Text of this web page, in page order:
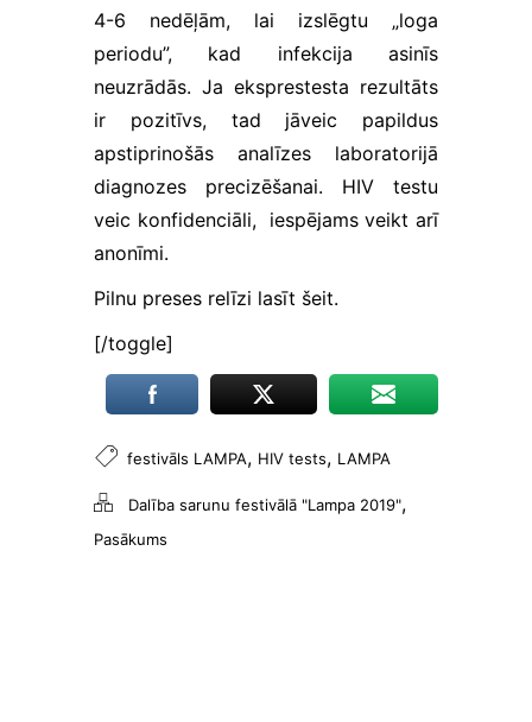
4-6 nedēļām, lai izslēgtu „loga
periodu”, kad infekcija asinīs
neuzrādās. Ja eksprestesta rezultāts
ir pozitīvs, tad jāveic papildus
apstiprinošās analīzes laboratorijā
diagnozes precizēšanai. HIV testu
veic konfidenciāli, iespējams veikt arī
anonīmi.
Pilnu preses relīzi lasīt šeit.
[/toggle]
festivāls LAMPA, HIV tests, LAMPA
Dalība sarunu festivālā "Lampa 2019",
Pasākums